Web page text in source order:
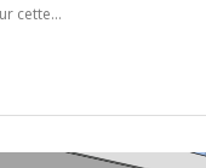
cette…